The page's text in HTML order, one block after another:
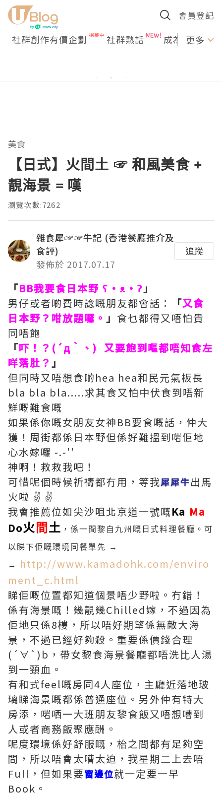
會員登記
社群創作有價企劃 社群熱話 成為U更多
美食
【日式】火間土 ☞ 和風美食 +
靚海景 = 嘆
瀏覽次數:7262
雜食犀☞☞牛記 (香港餐廳推介及
食評)
發佈於 2017.07.17
追蹤
「BB我要食日本野 ʕ•ᴥ•ʔ」
男仔或者啲費時諗嘅朋友都會話：
「又食
日本野？咁放題囉。 」 食乜都得又唔怕貴
同唔飽
「吓！？(´д｀、) 又要飽到嘔都唔知食左
咩落肚？ 」
但同時又唔想食啲hea hea和民元氣板長
bla bla bla.....求其食又怕中伏食到唔新
鮮嘅難食嘅
如果係你嘅女朋友女神BB要食嘅話，仲大
獲！周街都係日本野但係好難搵到啱佢地
心水嫁囉 -.-''
神啊！救救我吧！
可惜呢個時候祈禱都冇用，等我犀犀牛出馬
火啦 ✌ ✌
我會推薦位如尖沙咀北京道一號嘅Ka Ma
Do火 間 土 ，係一間黎自九州嘅日式料理餐廳。可
以睇下佢嘅環境同餐單先 →
→
http://www.kamadohk.com/enviro
ment_c.html
睇佢嘅位置都知道個景唔少野啦。冇錯！
係有海景嘅！幾靚幾Chilled嫁，不過因為
佢地只係8樓，所以唔好期望係無敵大海
景，不過已經好夠殺。重要係價錢合理
(´∀`)b，帶女黎食海景餐廳都唔洗比人湯
到一頸血。
有和式feel嘅房同4人座位，主廳近落地玻
璃睇海景嘅都係普通座位。另外仲有特大
房添，啱哂一大班朋友黎食飯又唔想嘈到
人或者商務飯聚應酬。
呢度環境係好舒服嘅，枱之間都有足夠空
間，所以唔會太嘈太迫，我星期二上去唔
Full，但如果要窗邊位就一定要一早
Book。